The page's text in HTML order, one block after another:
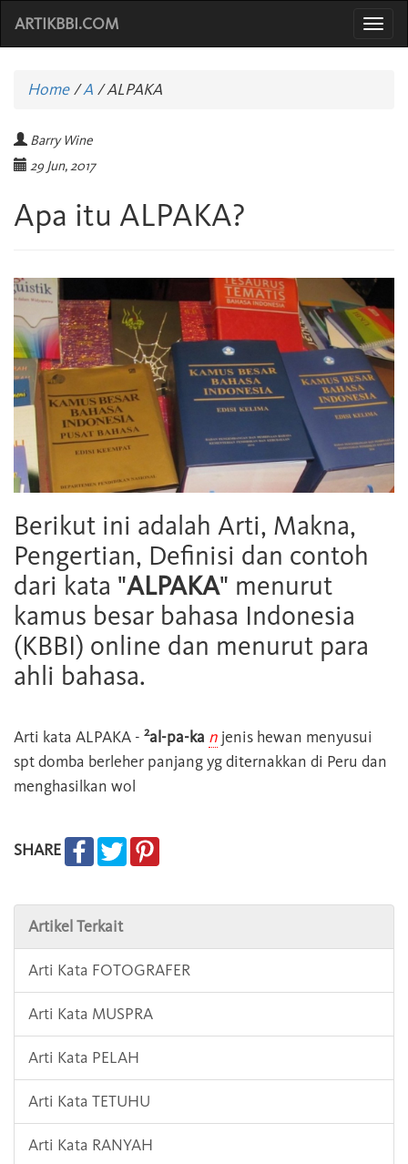
ARTIKBBI.COM
Home/A /ALPAKA
Barry Wine
29 Jun, 2017
Apa itu ALPAKA?
Berikut ini adalah Arti, Makna,
Pengertian, Definisi dan contoh
dari kata "ALPAKA" menurut
kamus besar bahasa Indonesia
(KBBI) online dan menurut para
ahli bahasa.
Arti kata ALPAKA - 2al-pa-ka n jenis hewan menyusui
spt domba berleher panjang yg diternakkan di Peru dan
menghasilkan wol
SHARE
Artikel Terkait
Arti Kata FOTOGRAFER
Arti Kata MUSPRA
Arti Kata PELAH
Arti Kata TETUHU
Arti Kata RANYAH